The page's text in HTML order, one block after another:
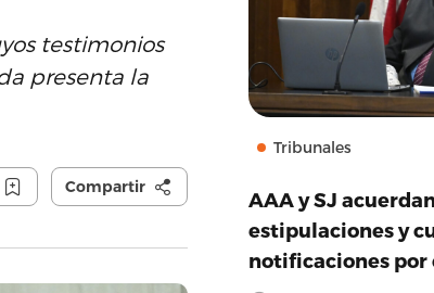
testimonios
presenta la
Compartir
Tribunales
AAA y SJ
estipulaciones y
notificaciones por